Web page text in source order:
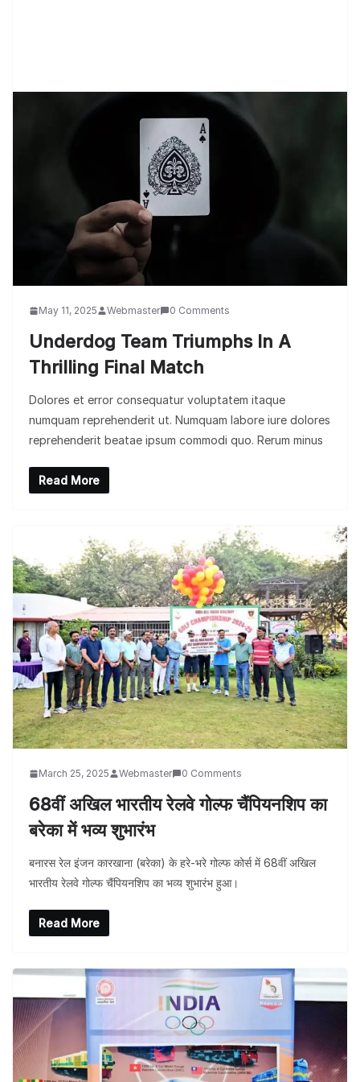
May 11, 2025 Webmaster 0 Comments
Underdog Team Triumphs In A
Thrilling Final Match
Dolores et error consequatur voluptatem itaque
numquam reprehenderit ut. Numquam labore iure dolores
reprehenderit beatae ipsum commodi quo. Rerum minus
Read More
March 25, 2025 Webmaster 0 Comments
68वीं अखिल भारतीय रेलवे गोल्फ चैंपियनशिप का
बरेका में भव्य शुभारंभ
बनारस रेल इंजन कारखाना (बरेका) के हरे-भरे गोल्फ कोर्स में 68वीं अखिल
भारतीय रेलवे गोल्फ चैंपियनशिप का भव्य शुभारंभ हुआ।
Read More